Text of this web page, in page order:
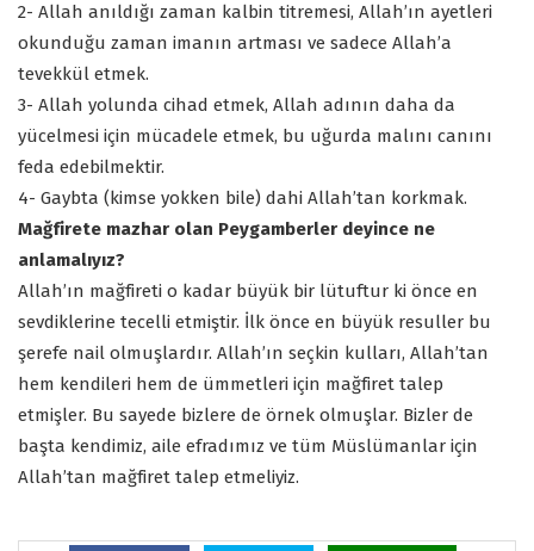
2- Allah anıldığı zaman kalbin titremesi, Allah’ın ayetleri
okunduğu zaman imanın artması ve sadece Allah’a
tevekkül etmek.
3- Allah yolunda cihad etmek, Allah adının daha da
yücelmesi için mücadele etmek, bu uğurda malını canını
feda edebilmektir.
4- Gaybta (kimse yokken bile) dahi Allah’tan korkmak.
Mağfirete mazhar olan Peygamberler deyince ne
anlamalıyız?
Allah’ın mağfireti o kadar büyük bir lütuftur ki önce en
sevdiklerine tecelli etmiştir. İlk önce en büyük resuller bu
şerefe nail olmuşlardır. Allah’ın seçkin kulları, Allah’tan
hem kendileri hem de ümmetleri için mağfiret talep
etmişler. Bu sayede bizlere de örnek olmuşlar. Bizler de
başta kendimiz, aile efradımız ve tüm Müslümanlar için
Allah’tan mağfiret talep etmeliyiz.